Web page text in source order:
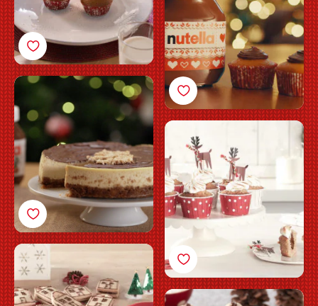
Nutella® ostekake
med Nutella®
julesandwich med
Nutella®
Småkaker av